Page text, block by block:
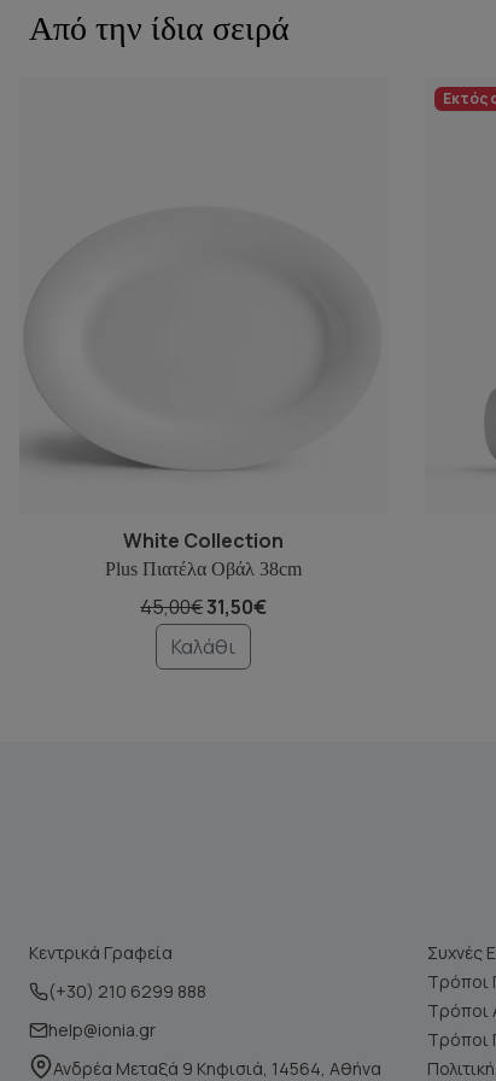
Από την ίδια σειρά
White Collection
Plus Πιατέλα Οβάλ 38cm
45,00€31,50€
Καλάθι
Εκτός
Κεντρικά Γραφεία
(+30) 210 6299 888
help@ionia.gr
Ανδρέα Μεταξά 9 Κηφισιά, 14564, Αθήνα
Συχνές
Τρόποι
Τρόποι
Τρόποι